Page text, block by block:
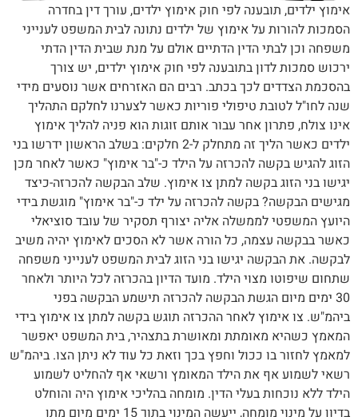
אימוץ ילדים, תובענה לפי חוק אימוץ ילדים, עורך דין בחדרה
הסמכות להורות על אימוץ של ילדים נתונה לבית המשפט לענייני
משפחה וכן לבתי הדין הדתיים אולם על מנת שבית הדין הדתי
ירכוש סמכות לדון בתובענה לפי חוק אימוץ ילדים, יש צורך
בהסכמת הצדדים לכך בכתב. רבים הם האזרחים אשר נוסעים מידי
שנה לחו"ל לטובת טיפולי פוריות כאשר לצערנו לחלקם התהליך
אינו צולח, פתרון אחר עבור אותם זוגות הוא פניה להליך אימוץ
ילדים כאשר הליך זה מתחלק ל-2 חלקים: בשלב הראשון ידרשו בני
הזוג להגיש בקשה להכרזה על הילד כ-"בר אימוץ" כאשר לאחר מכן
יגישו בני הזוג בקשה למתן צו אימוץ. שלב הבקשה להכרזה-כיצד
מגישים הבקשה? בקשה להכרזה על ילד כ-"בר אימוץ" מוגשת בידי
היועץ המשפטי לממשלה אליה יצורף תסקיר של עובד סוציאלי
כאשר בבקשה עצמה, כל הורה אשר לא הסכים לאימוץ יהיה משיב
לבקשה. את הבקשה יגישו בני הזוג לבית המשפט לענייני משפחה
שתחום שיפוטו מצוי הילד. מועד הדיון בהכרזה לכל היותר ולאחר
30 ימים מיום הגשת הבקשה להכרזה תישמע הבקשה בפני
ביהמ"ש. צו אימוץ לאחר ההכרזה תוגש בקשה למתן צו אימוץ בידי
המאמץ כשהיא מאומתת ומאושרת בתצהיר, בית המשפט יאפשר
למאמץ לחזור בו ככול וחפץ בכך וזאת כל עוד לא ניתן הצו. ביהמ"ש
רשאי לשמוע אף את הילד המאומץ ורשאי אף להחליט לשמוע
הילד ללא נוכחות בעלי הדין. מומחה בהליכי אימוץ היה והוחלט
בדיון על מינוי מומחה, ייעשה המינוי בתוך 15 ימים מיום מתן